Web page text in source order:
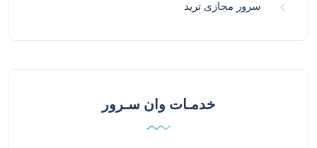
سرور مجازی ترید
خدمـات وان سـرور